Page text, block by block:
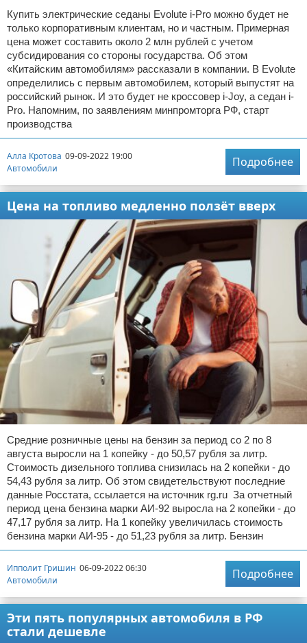
Купить электрические седаны Evolute i-Pro можно будет не
только корпоративным клиентам, но и частным. Примерная
цена может составить около 2 млн рублей с учетом
субсидирования со стороны государства. Об этом
«Китайским автомобилям» рассказали в компании. В Evolute
определились с первым автомобилем, который выпустят на
российский рынок. И это будет не кроссовер i-Joy, а седан i-
Pro. Напомним, по заявлениям минпромторга РФ, старт
производства
Алла Кротова 09-09-2022 19:00
Автомобили
Подробнее
Цена на топливо медленно ползёт вверх
Средние розничные цены на бензин за период со 2 по 8
августа выросли на 1 копейку - до 50,57 рубля за литр.
Стоимость дизельного топлива снизилась на 2 копейки - до
54,43 рубля за литр. Об этом свидетельствуют последние
данные Росстата, ссылается на источник rg.ru За отчетный
период цена бензина марки АИ-92 выросла на 2 копейки - до
47,17 рубля за литр. На 1 копейку увеличилась стоимость
бензина марки АИ-95 - до 51,23 рубля за литр. Бензин
Ипполит Гришин 06-09-2022 06:30
Автомобили
Подробнее
Эти пять популярных автомобиля в РФ
стали дешевле